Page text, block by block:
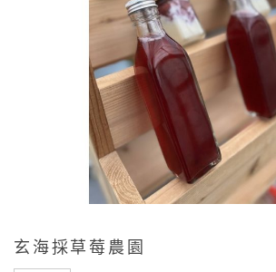
玄海採草莓農園